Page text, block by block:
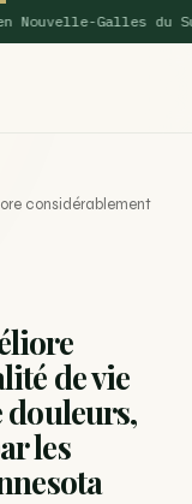
Galles du Sud
du
ACTU
considérablement
de vie
douleurs,
les